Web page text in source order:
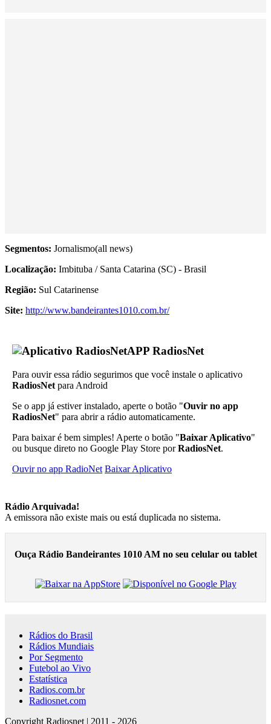
Segmentos: Jornalismo(all news)
Localização: Imbituba / Santa Catarina (SC) - Brasil
Região: Sul Catarinense
Site: http://www.bandeirantes1010.com.br/
APP RadiosNet
Para ouvir essa rádio segurimos que você instale o aplicativo
RadiosNet para Android
Se o app já estiver instalado, aperte o botão "Ouvir no app
RadiosNet" para abrir a rádio automaticamente.
Para baixar é bem simples! Aperte o botão "Baixar Aplicativo"
ou busque direto no Google Play Store porRadiosNet.
Ouvir no app RadioNet Baixar Aplicativo
Rádio Arquivada!
A emissora não existe mais ou está duplicada no sistema.
Ouça Rádio Bandeirantes 1010 AM no seu celular ou tablet
Rádios do Brasil
Rádios Mundiais
Por Segmento
Futebol ao Vivo
Estatística
Radios.com.br
Radiosnet.com
Copyright Radiosnet | 2011 - 2026